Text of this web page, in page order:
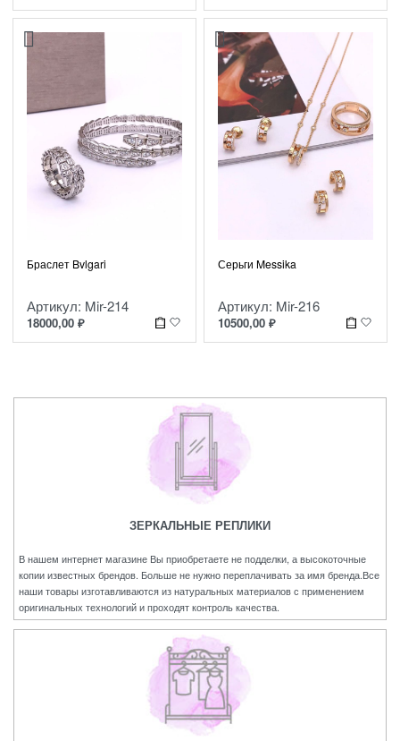
Браслет Bvlgari
Артикул: Mir-214
18000,00 ₽
Серьги Messika
Артикул: Mir-216
10500,00 ₽
ЗЕРКАЛЬНЫЕ РЕПЛИКИ
В нашем интернет магазине Вы приобретаете не подделки, а высокоточные
копии известных брендов. Больше не нужно переплачивать за имя бренда.Все
наши товары изготавливаются из натуральных материалов с применением
оригинальных технологий и проходят контроль качества.